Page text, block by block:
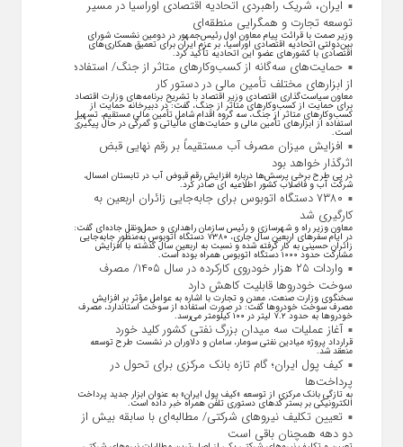
ایران، شریک راهبردی اتحادیه اقتصادی اوراسیا در مسیر
توسعه تجارت و همگرایی منطقه‌ای
وزیر صمت با قرائت پیام معاون اول رئیس‌جمهور در دومین نشست شورای
بین‌دولتی اتحادیه اقتصادی اوراسیا، بر عزم ایران برای تعمیق همکاری‌های
اقتصادی با کشورهای عضو این اتحادیه تأکید کرد.
حمایت‌های سه‌گانه از کسب‌وکارهای متاثر از جنگ/ استفاده
از ابزارهای مختلف تأمین مالی در دستور کار
معاون سیاست‌گذاری اقتصادی وزیر اقتصاد با تشریح برنامه‌های وزارت اقتصاد
برای حمایت از کسب‌وکار‌های متاثر از جنگ، گفت: در دبیرخانه حمایت از
کسب‌وکار‌های متاثر از جنگ، سه گروه اقدام شامل تأمین مالی مستقیم، تسهیل
استفاده از ابزار‌های تأمین مالی و حمایت‌های مالیاتی و گمرکی در حال پیگیری
است.
افزایش میزان مصرف آب مستقیماً بر رقم نهایی قبض
اثرگذار خواهد بود
در پی طرح برخی پرسش‌ها درباره افزایش رقم قبوض آب در تابستان امسال،
شرکت آب و فاضلاب کشور اطلاعیه ای صادر کرد.
۷۳۸۰ دستگاه اتوبوس برای جابه‌جایی زائران اربعین به
کارگیری شد
معاون وزیر راه و شهرسازی و رئیس سازمان راهداری و حمل‌ونقل جاده‌ای گفت:
در ایام سفرهای اربعین سال جاری، ۷۳۸۰ دستگاه اتوبوس به‌منظور جابه‌جایی
زائران حسینی به‌ کار گرفته شده و نسبت به اربعین سال گذشته با افزایش
مشارکت حدود ۱۰۰۰ دستگاه اتوبوس همراه بوده است.
واردات ۲۵ هزار خودروی کارکرده در سال ۱۴۰۵/ مصرف
سوخت خودرو‌ها قابلیت کاهش دارد
سخنگوی وزارت صنعت، معدن و تجارت با اشاره به عوامل مؤثر بر افزایش
مصرف سوخت خودرو‌ها گفت: در صورت استفاده از سوخت استاندارد، مصرف
خودرو‌ها به حدود ۷.۲ لیتر در ۱۰۰ کیلومتر می‌رسد.
آغاز عملیات سه میدان بزرگ نفتی کشور کلید خورد
قرارداد پروژه میادین نفتی سومار، سامان و دلاوران در نشست طرح توسعه
منعقد شد.
کیف پول ایران؛ گام تازه بانک مرکزی برای تحول در
پرداخت‌ها
به تازگی بانک مرکزی از توسعه «کیف پول ایران» به عنوان ابزار جدید پرداخت
الکترونیکی بر بستر کد‌های دستوری تلفن همراه خبر داده است.
تعیین تکلیف نیروهای شرکتی/ مطالبه‌ای با سابقه بیش از
دو دهه همچنان باقی است